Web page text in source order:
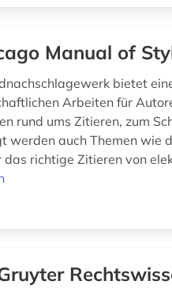
Manual of
bietet
Arbeiten für
rund ums Zitieren, zum
werden auch Themen wie
das richtige Zitieren von